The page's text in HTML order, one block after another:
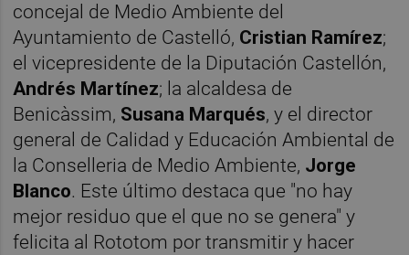
concejal de Medio Ambiente del
Ayuntamiento de Castelló, Cristian Ramírez;
el vicepresidente de la Diputación Castellón,
Andrés Martínez; la alcaldesa de
Benicàssim, Susana Marqués, y el director
general de Calidad y Educación Ambiental de
la Conselleria de Medio Ambiente, Jorge
Blanco. Este último destaca que "no hay
mejor residuo que el que no se genera" y
felicita al Rototom por transmitir y hacer